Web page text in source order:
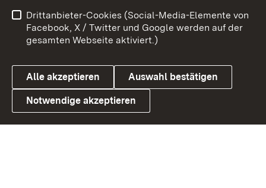
Link zum Landesportal
Benutzungshinweise
Barrierefreiheit
Datenschutz
Cookies
Drittanbieter-Cookies (Social-Media-Elemente von
Facebook, X / Twitter und Google werden auf der
gesamten Webseite aktiviert.)
Alle akzeptieren Auswahl bestätigen
Notwendige akzeptieren